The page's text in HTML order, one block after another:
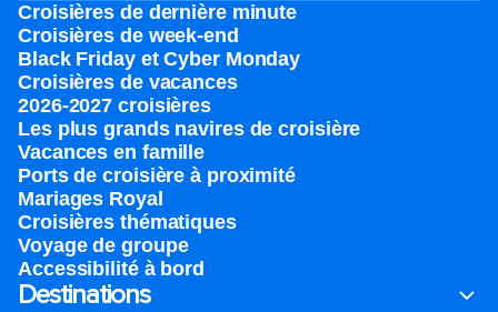
Croisières de dernière minute
Croisières de week-end
Black Friday et Cyber Monday
Croisières de vacances
2026-2027 croisières
Les plus grands navires de croisière
Vacances en famille
Ports de croisière à proximité
Mariages Royal
Croisières thématiques
Voyage de groupe​
Accessibilité à bord​
Destinations